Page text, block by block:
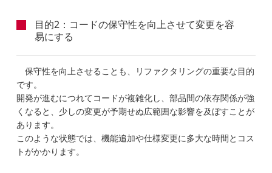
目的2：コードの保守性を向上させて変更を容
易にする
保守性を向上させることも、リファクタリングの重要な目的
です。
開発が進むにつれてコードが複雑化し、部品間の依存関係が強
くなると、少しの変更が予期せぬ広範囲な影響を及ぼすことが
あります。
このような状態では、機能追加や仕様変更に多大な時間とコス
トがかかります。